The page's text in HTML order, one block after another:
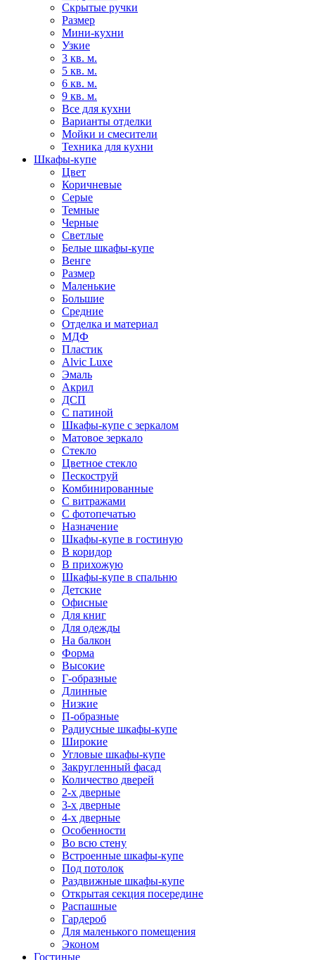
Скрытые ручки
Размер
Мини-кухни
Узкие
3 кв. м.
5 кв. м.
6 кв. м.
9 кв. м.
Все для кухни
Варианты отделки
Мойки и смесители
Техника для кухни
Шкафы-купе
Цвет
Коричневые
Серые
Темные
Черные
Светлые
Белые шкафы-купе
Венге
Размер
Маленькие
Большие
Средние
Отделка и материал
МДФ
Пластик
Alvic Luxe
Эмаль
Акрил
ДСП
С патиной
Шкафы-купе с зеркалом
Матовое зеркало
Стекло
Цветное стекло
Пескоструй
Комбинированные
С витражами
С фотопечатью
Назначение
Шкафы-купе в гостиную
В коридор
В прихожую
Шкафы-купе в спальню
Детские
Офисные
Для книг
Для одежды
На балкон
Форма
Высокие
Г-образные
Длинные
Низкие
П-образные
Радиусные шкафы-купе
Широкие
Угловые шкафы-купе
Закругленный фасад
Количество дверей
2-х дверные
3-х дверные
4-х дверные
Особенности
Во всю стену
Встроенные шкафы-купе
Под потолок
Раздвижные шкафы-купе
Открытая секция посередине
Распашные
Гардероб
Для маленького помещения
Эконом
Гостиные